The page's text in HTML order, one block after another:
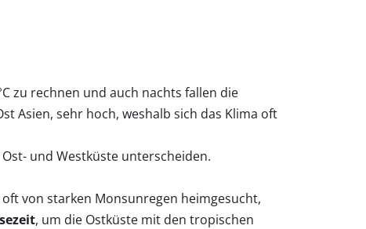
zu rechnen und auch nachts fallen die
Asien, sehr hoch, weshalb sich das Klima oft
und Westküste unterscheiden.
von starken Monsunregen heimgesucht,
, um die Ostküste mit den tropischen